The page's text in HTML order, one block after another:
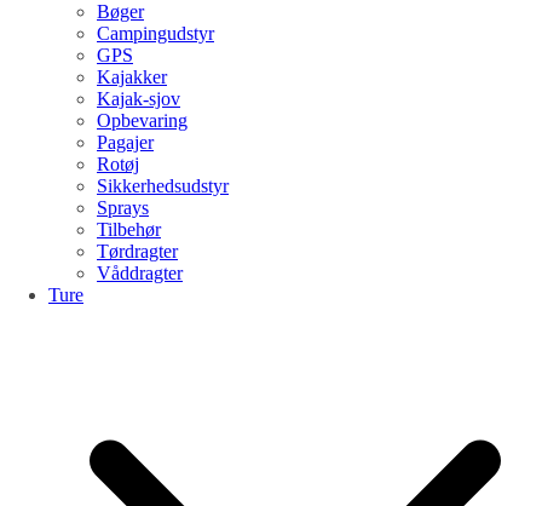
Bøger
Campingudstyr
GPS
Kajakker
Kajak-sjov
Opbevaring
Pagajer
Rotøj
Sikkerhedsudstyr
Sprays
Tilbehør
Tørdragter
Våddragter
Ture